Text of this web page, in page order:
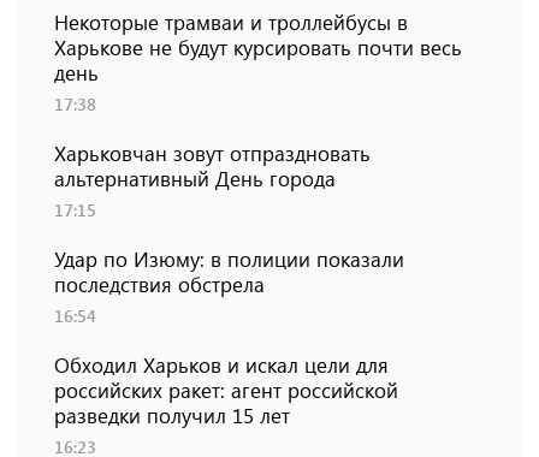
Некоторые трамваи и троллейбусы в
Харькове не будут курсировать почти весь
день
17:38
Харьковчан зовут отпраздновать
альтернативный День города
17:15
Удар по Изюму: в полиции показали
последствия обстрела
16:54
Обходил Харьков и искал цели для
российских ракет: агент российской
разведки получил 15 лет
16:23